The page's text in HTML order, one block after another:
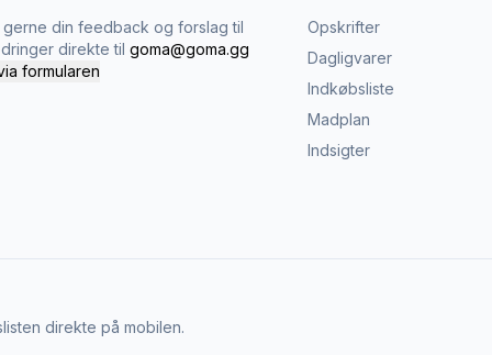
gerne din feedback og forslag til
direkte til goma@goma.gg
formularen
Opskrifter
Dagligvarer
Indkøbsliste
Madplan
Indsigter
direkte på mobilen.